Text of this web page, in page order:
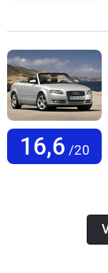
16,6 /20